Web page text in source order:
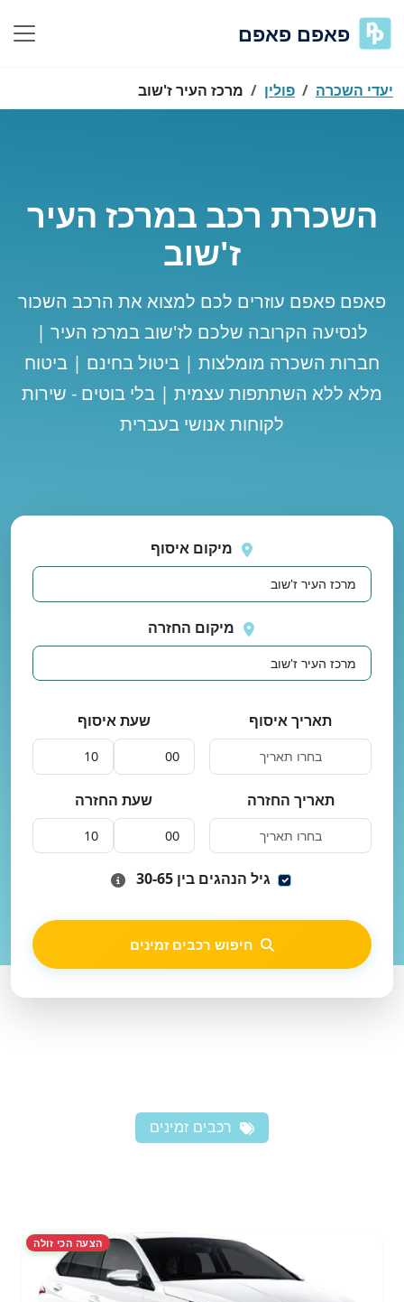
פאפם פאפם
יעדי השכרה פולין מרכז העיר ז'שוב
השכרת רכב במרכז העיר
ז'שוב
פאפם פאפם עוזרים לכם למצוא את הרכב השכור
לנסיעה הקרובה שלכם לז'שוב במרכז העיר |
חברות השכרה מומלצות | ביטול בחינם | ביטוח
מלא ללא השתתפות עצמית | בלי בוטים - שירות
לקוחות אנושי בעברית
שוב
מיקום איסוף
מיקום החזרה
תאריך איסוף שעת איסוף
תאריך החזרה שעת החזרה
גיל הנהגים בין 30-65
חיפוש רכבים זמינים
רכבים זמינים
הצעה הכי זולה